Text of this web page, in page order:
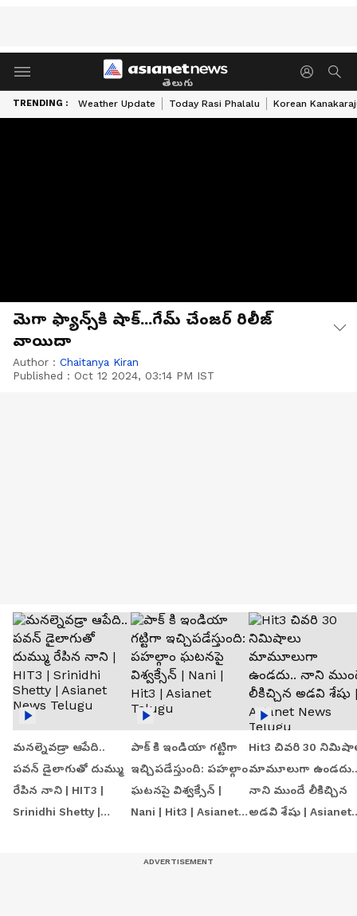
తెలుగు
TRENDING : Weather Update Today Rasi Phalalu Korean
మెగా ఫ్యాన్స్‌కి షాక్...గేమ్ చేంజర్ రిలీజ్
వాయిదా
Author : Chaitanya Kiran
Published : Oct 12 2024, 03:14 PM IST
మనల్నెవడ్రా ఆపేది..
పవన్ డైలాగుతో దుమ్ము
రేపిన నాని | HIT3 |
Srinidhi Shetty |
పాక్ కి ఇండియా గట్టిగా
ఇచ్చిపడేస్తుంది: పహల్గాం
ఘటనపై విశ్వక్సేన్ |
Nani | Hit3 | Asianet
Hit3 చివరి 30
మామూలుగా ఉండదు..
నాని ముందే లీకిచ్చిన
అడవి శేషు | Asianet